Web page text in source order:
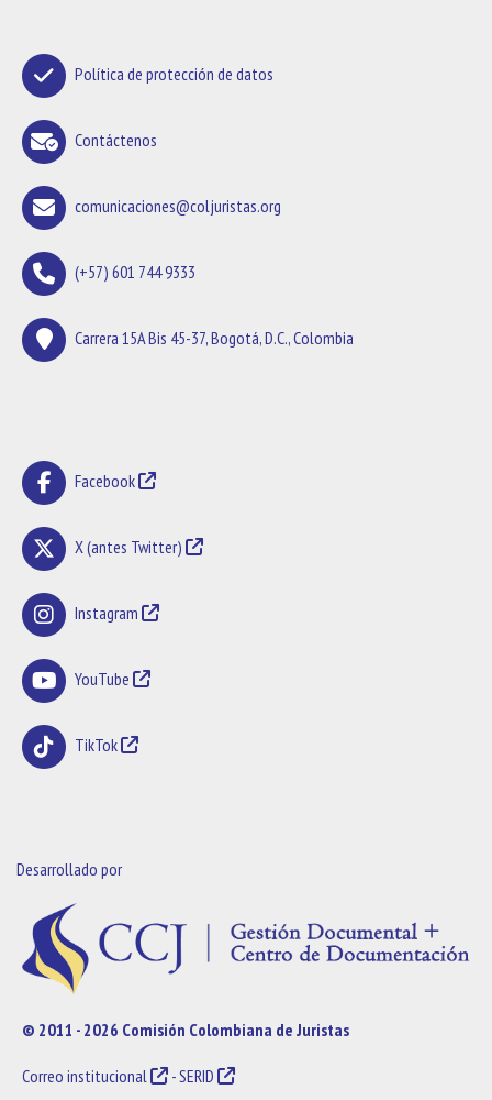
Política de protección de datos
Contáctenos
comunicaciones@coljuristas.org
(+57) 601 744 9333
Carrera 15A Bis 45-37, Bogotá, D.C., Colombia
Facebook
X (antes Twitter)
Instagram
YouTube
TikTok
Desarrollado por
© 2011 - 2026 Comisión Colombiana de Juristas
Correo institucional -SERID